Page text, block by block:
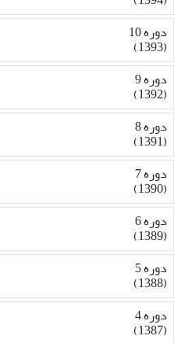
دوره 10
(1393)
دوره 9
(1392)
دوره 8
(1391)
دوره 7
(1390)
دوره 6
(1389)
دوره 5
(1388)
دوره 4
(1387)